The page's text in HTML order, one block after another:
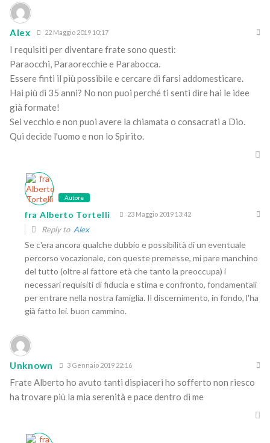
Alex 22 Maggio 2019 10:17
I requisiti per diventare frate sono questi:
Paraocchi, Paraorecchie e Parabocca.
Essere finti il più possibile e cercare di farsi addomesticare.
Hai più di 35 anni? No non puoi perché ti senti dire hai le idee
già formate!
Sei vecchio e non puoi avere la chiamata o consacrati a Dio.
Qui decide l'uomo e non lo Spirito.
Autore
fra Alberto Tortelli 23 Maggio 2019 13:42
Reply to Alex
Se c'era ancora qualche dubbio e possibilità di un eventuale
percorso vocazionale, con queste premesse, mi pare manchino
del tutto (oltre al fattore età che tanto la preoccupa) i
necessari requisiti di fiducia e stima e confronto, fondamentali
per entrare nella nostra famiglia. Il discernimento, in fondo, l'ha
già fatto lei. buon cammino.
Unknown 3 Gennaio 2019 22:16
Frate Alberto ho avuto tanti dispiaceri ho sofferto non riesco
ha trovare più la mia serenità e pace dentro di me